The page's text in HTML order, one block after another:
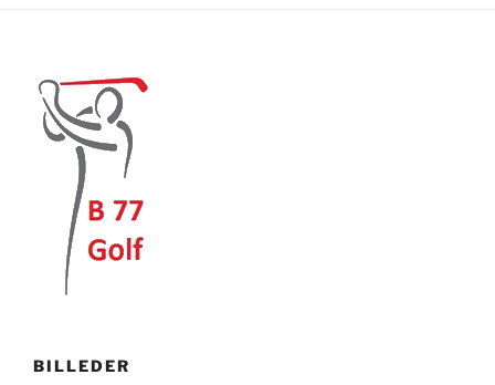
BILLEDER